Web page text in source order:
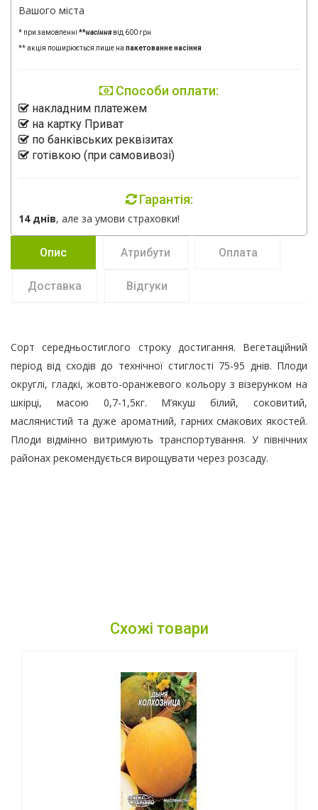
Вашого міста
* при замовленні **насіннявід 600 грн
** акція поширюється лише на пакетованне насіння
Способи оплати:
накладним платежем
на картку Приват
по банківських реквізитах
готівкою (при самовивозі)
Гарантія:
14 днів, але за умови страховки!
Опис Атрибути Оплата
Доставка Відгуки
Сорт середньостиглого строку достигання. Вегетаційний
період від сходів до технічної стиглості 75-95 днів. Плоди
округлі, гладкі, жовто-оранжевого кольору з візерунком на
шкірці, масою 0,7-1,5кг. М’якуш білий, соковитий,
маслянистий та дуже ароматний, гарних смакових якостей.
Плоди відмінно витримують транспортування. У північних
районах рекомендується вирощувати через розсаду.
Схожі товари